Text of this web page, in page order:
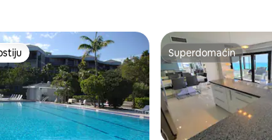
Superdomaćin
Superdomaćin